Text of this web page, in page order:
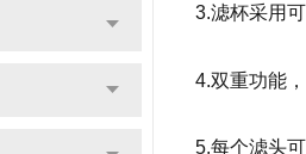
3.滤杯采用
4.双重功能
5.每个滤头